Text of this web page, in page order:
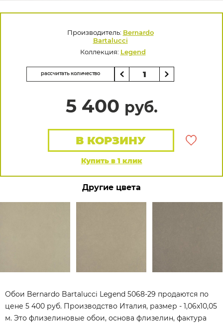
Производитель: Bernardo
Bartalucci
Коллекция: Legend
рассчитать количество
5 400 руб.
Купить в 1 клик
В КОРЗИНУ
Другие цвета
Обои Bernardo Bartalucci Legend 5068-29 продаются по
цене 5 400 руб. Производство Италия, размер - 1,06x10,05
м. Это флизелиновые обои, основа флизелин, фактура